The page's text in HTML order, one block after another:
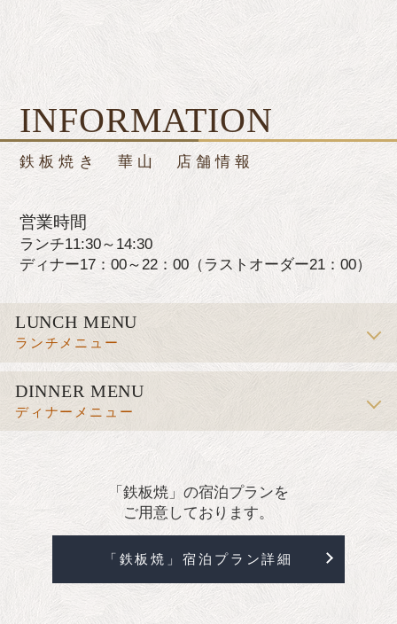
INFORMATION
鉄板焼き 華山 店舗情報
営業時間
ランチ11:30～14:30
ディナー17：00～22：00（ラストオーダー21：00）
LUNCH MENU
ランチメニュー
DINNER MENU
ディナーメニュー
「鉄板焼」の宿泊プランを
ご用意しております。
「鉄板焼」宿泊プラン詳細